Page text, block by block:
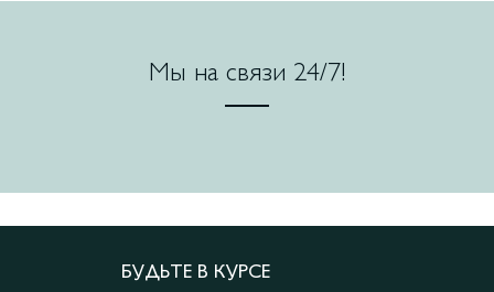
Мы на связи 24/7!
БУДЬТЕ В КУРСЕ